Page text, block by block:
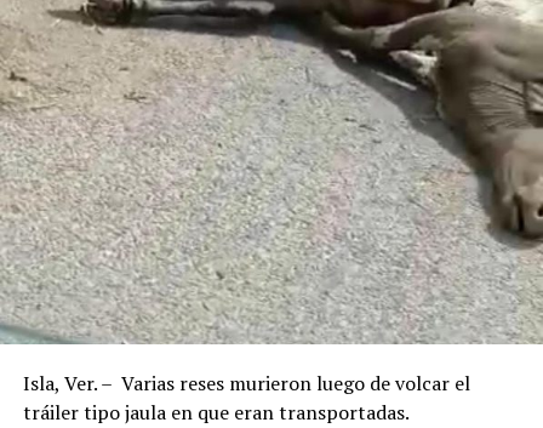
Isla, Ver. – Varias reses murieron luego de volcar el
tráiler tipo jaula en que eran transportadas.